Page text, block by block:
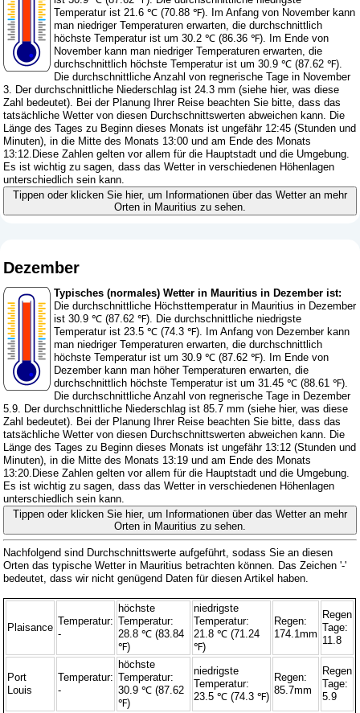
Temperatur ist 21.6 ℃ (70.88 ℉). Im Anfang von November kann
man niedriger Temperaturen erwarten, die durchschnittlich
höchste Temperatur ist um 30.2 ℃ (86.36 ℉). Im Ende von
November kann man niedriger Temperaturen erwarten, die
durchschnittlich höchste Temperatur ist um 30.9 ℃ (87.62 ℉).
Die durchschnittliche Anzahl von regnerische Tage in November
3. Der durchschnittliche Niederschlag ist 24.3 mm (siehe hier, was diese
Zahl bedeutet). Bei der Planung Ihrer Reise beachten Sie bitte, dass das
tatsächliche Wetter von diesen Durchschnittswerten abweichen kann. Die
Länge des Tages zu Beginn dieses Monats ist ungefähr 12:45 (Stunden und
Minuten), in die Mitte des Monats 13:00 und am Ende des Monats
13:12.Diese Zahlen gelten vor allem für die Hauptstadt und die Umgebung.
Es ist wichtig zu sagen, dass das Wetter in verschiedenen Höhenlagen
unterschiedlich sein kann.
Tippen oder klicken Sie hier, um Informationen über das Wetter an mehr
Orten in Mauritius zu sehen.
Dezember
Typisches (normales) Wetter in Mauritius in Dezember ist:
Die durchschnittliche Höchsttemperatur in Mauritius in Dezember
ist 30.9 ℃ (87.62 ℉). Die durchschnittliche niedrigste
Temperatur ist 23.5 ℃ (74.3 ℉). Im Anfang von Dezember kann
man niedriger Temperaturen erwarten, die durchschnittlich
höchste Temperatur ist um 30.9 ℃ (87.62 ℉). Im Ende von
Dezember kann man höher Temperaturen erwarten, die
durchschnittlich höchste Temperatur ist um 31.45 ℃ (88.61 ℉).
Die durchschnittliche Anzahl von regnerische Tage in Dezember
5.9. Der durchschnittliche Niederschlag ist 85.7 mm (siehe hier, was diese
Zahl bedeutet). Bei der Planung Ihrer Reise beachten Sie bitte, dass das
tatsächliche Wetter von diesen Durchschnittswerten abweichen kann. Die
Länge des Tages zu Beginn dieses Monats ist ungefähr 13:12 (Stunden und
Minuten), in die Mitte des Monats 13:19 und am Ende des Monats
13:20.Diese Zahlen gelten vor allem für die Hauptstadt und die Umgebung.
Es ist wichtig zu sagen, dass das Wetter in verschiedenen Höhenlagen
unterschiedlich sein kann.
Tippen oder klicken Sie hier, um Informationen über das Wetter an mehr
Orten in Mauritius zu sehen.
Nachfolgend sind Durchschnittswerte aufgeführt, sodass Sie an diesen
Orten das typische Wetter in Mauritius betrachten können. Das Zeichen '-'
bedeutet, dass wir nicht genügend Daten für diesen Artikel haben.
Plaisance
Temperatur:
-
höchste
Temperatur:
28.8 ℃ (83.84
℉)
niedrigste
Temperatur:
21.8 ℃ (71.24
℉)
Regen:
174.1mm
Regen
Tage:
11.8
Port
Louis
Temperatur:
-
höchste
Temperatur:
30.9 ℃ (87.62
℉)
niedrigste
Temperatur:
23.5 ℃ (74.3 ℉)
Regen:
85.7mm
Regen
Tage:
5.9